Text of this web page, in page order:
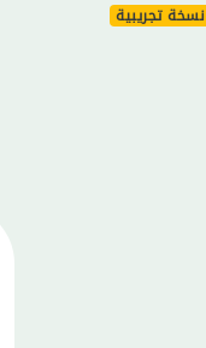
نسخة تجريبية